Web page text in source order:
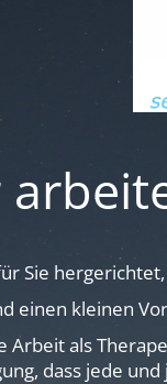
Sie
einen kleinen
Arbeit als
dass jede